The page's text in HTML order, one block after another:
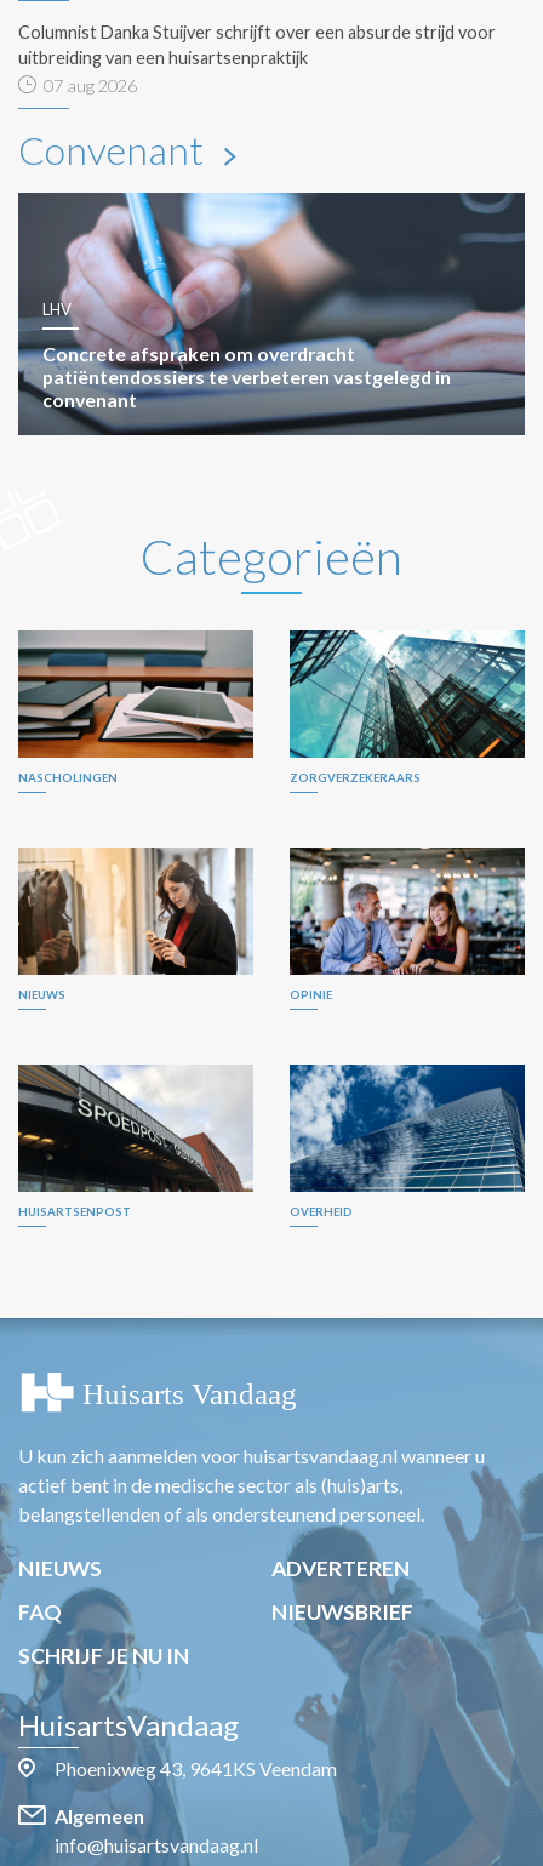
Columnist Danka Stuijver schrijft over een absurde strijd voor
uitbreiding van een huisartsenpraktijk
07 aug 2026
Convenant
LHV
Concrete afspraken om overdracht
patiëntendossiers te verbeteren vastgelegd in
convenant
Categorieën
NASCHOLINGEN ZORGVERZEKERAARS
NIEUWS OPINIE
HUISARTSENPOST OVERHEID
U kun zich aanmelden voor huisartsvandaag.nl wanneer u
actief bent in de medische sector als (huis)arts,
belangstellenden of als ondersteunend personeel.
NIEUWS
ADVERTEREN
FAQ
NIEUWSBRIEF
SCHRIJF JE NU IN
HuisartsVandaag
Phoenixweg 43, 9641KS Veendam
Algemeen
info@huisartsvandaag.nl